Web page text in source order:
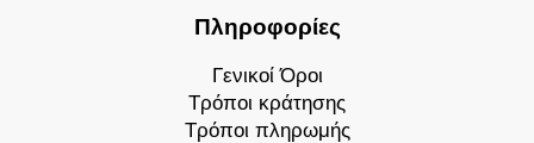
Πληροφορίες
Γενικοί Όροι
Τρόποι κράτησης
Τρόποι πληρωμής